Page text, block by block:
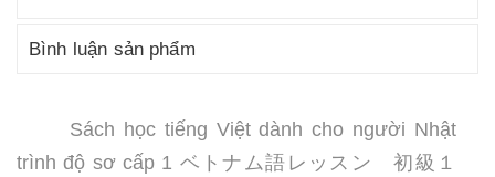
Bình luận sản phẩm
Sách học tiếng Việt dành cho người Nhật
trình độ sơ cấp 1 ベトナム語レッスン 初級１